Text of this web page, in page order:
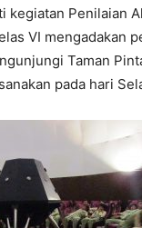
kegiatan Penilaian
VI mengadakan
Taman
pada hari